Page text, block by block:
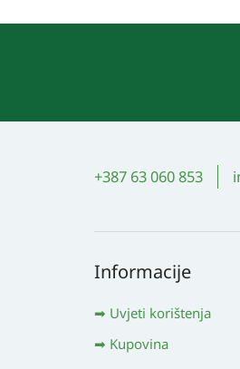
+387 63 060 853
Informacije
Uvjeti korištenja
Kupovina